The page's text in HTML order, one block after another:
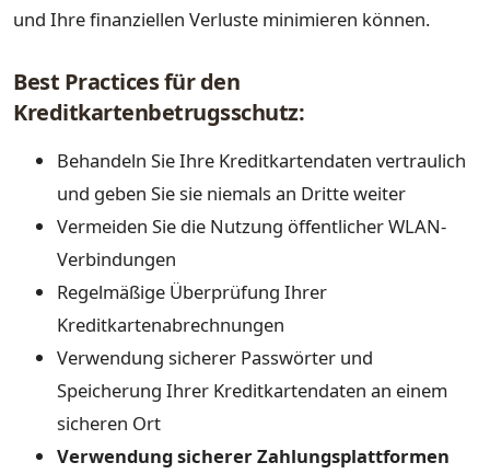
und Ihre finanziellen Verluste minimieren können.
Best Practices für den
Kreditkartenbetrugsschutz:
Behandeln Sie Ihre Kreditkartendaten vertraulich
und geben Sie sie niemals an Dritte weiter
Vermeiden Sie die Nutzung öffentlicher WLAN-
Verbindungen
Regelmäßige Überprüfung Ihrer
Kreditkartenabrechnungen
Verwendung sicherer Passwörter und
Speicherung Ihrer Kreditkartendaten an einem
sicheren Ort
Verwendung sicherer Zahlungsplattformen